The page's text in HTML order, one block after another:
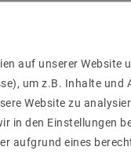
auf unserer Website
um z.B. Inhalte und
Website zu
in den Einstellungen
aufgrund eines